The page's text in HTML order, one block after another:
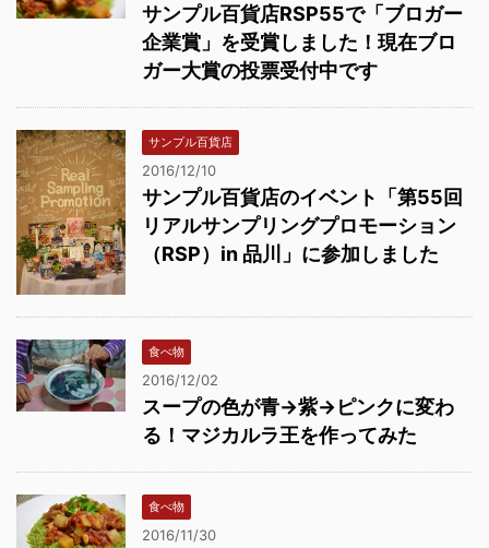
サンプル百貨店RSP55で「ブロガー
企業賞」を受賞しました！現在ブロ
ガー大賞の投票受付中です
サンプル百貨店
2016/12/10
サンプル百貨店のイベント「第55回
リアルサンプリングプロモーション
（RSP）in 品川」に参加しました
食べ物
2016/12/02
スープの色が青→紫→ピンクに変わ
る！マジカルラ王を作ってみた
食べ物
2016/11/30